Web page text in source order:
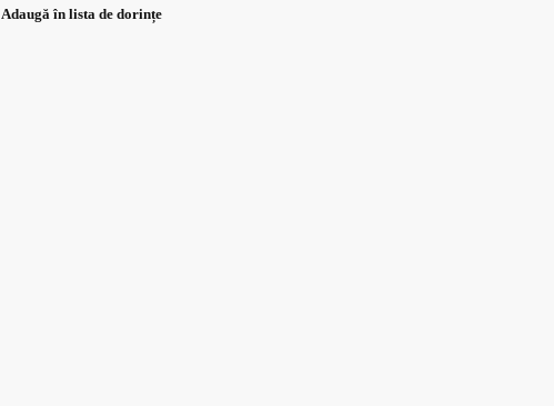
Adaugă în lista de dorințe